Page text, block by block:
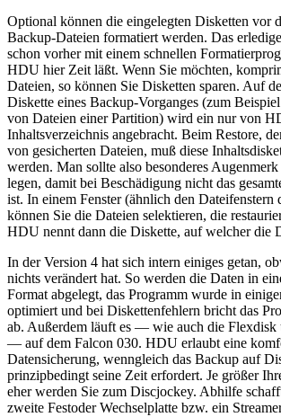
Optional können die eingelegten Disketten vor
Backup-Dateien formatiert werden. Das
schon vorher mit einem schnellen
HDU hier Zeit läßt. Wenn Sie möchten,
Dateien, so können Sie Disketten sparen. Auf
Diskette eines Backup-Vorganges (zum
von Dateien einer Partition) wird ein nur von
Inhaltsverzeichnis angebracht. Beim Restore,
von gesicherten Dateien, muß diese
werden. Man sollte also besonderes
legen, damit bei Beschädigung nicht das
ist. In einem Fenster (ähnlich den Dateifenstern
können Sie die Dateien selektieren, die
HDU nennt dann die Diskette, auf welcher die
In der Version 4 hat sich intern einiges getan,
nichts verändert hat. So werden die Daten in
Format abgelegt, das Programm wurde in
optimiert und bei Diskettenfehlern bricht das
ab. Außerdem läuft es — wie auch die
— auf dem Falcon 030. HDU erlaubt eine
Datensicherung, wenngleich das Backup auf
prinzipbedingt seine Zeit erfordert. Je größer
eher werden Sie zum Discjockey. Abhilfe
zweite Festoder Wechselplatte bzw. ein